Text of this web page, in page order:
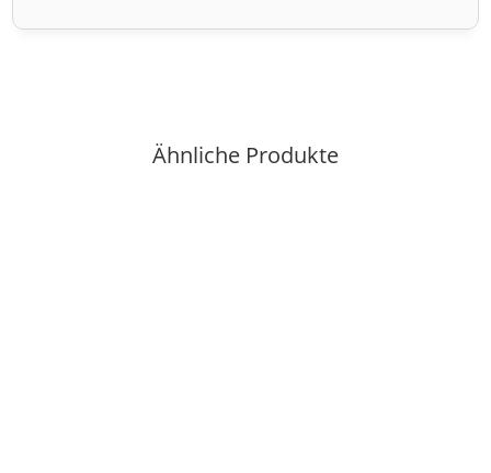
Ähnliche Produkte